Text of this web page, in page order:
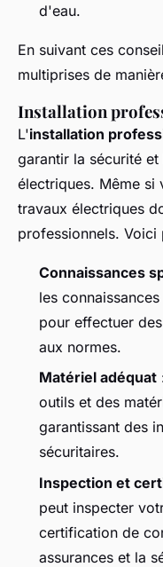
d'eau.
En suivant ces
multiprises de
Installation
L'installation
garantir la sécurité
électriques. Même si
travaux électriques
professionnels. Voici
Connaissances
les
pour effectuer
aux normes.
Matériel adéquat
outils et des
garantissant des
sécuritaires.
Inspection et
peut inspecter
certification de
assurances et la